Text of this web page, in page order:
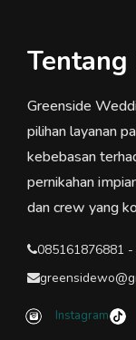
Tentang
Greenside
pilihan layanan
kebebasan
pernikahan
dan crew yang
085161876881 -
Instagram